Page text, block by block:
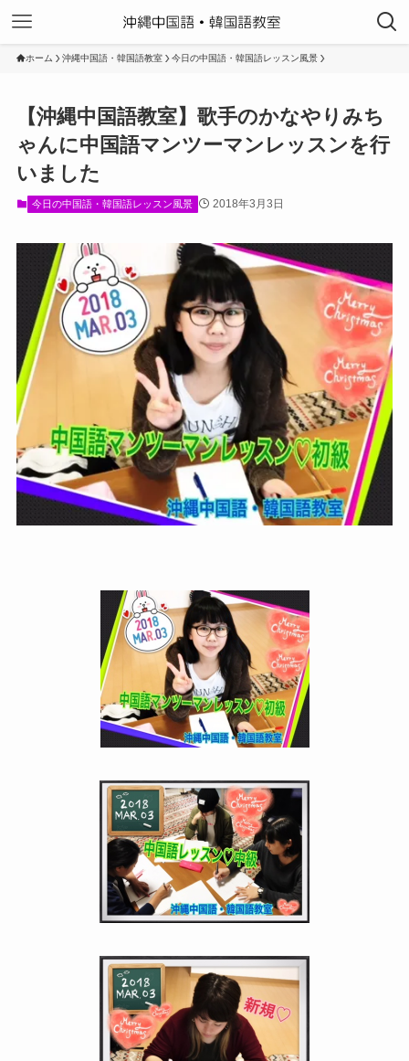
ホーム 沖縄中国語・韓国語教室 今日の中国語・韓国語レッスン風景
【沖縄中国語教室】歌手のかなやりみち
ゃんに中国語マンツーマンレッスンを行
いました
今日の中国語・韓国語レッスン風景 2018年3月3日